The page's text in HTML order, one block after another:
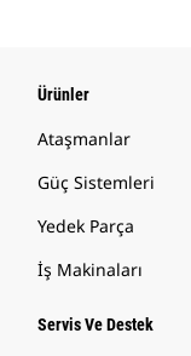
Ürünler
Ataşmanlar
Güç Sistemleri
Yedek Parça
İş Makinaları
Servis Ve Destek